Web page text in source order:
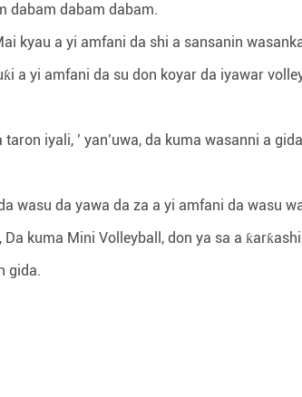
dabam dabam dabam.
kyau a yi amfani da shi a sansanin
a yi amfani da su don koyar da iyawar
iyali, ’ yan’uwa, da kuma wasanni a
wasu da yawa da za a yi amfani da wasu
kuma Mini Volleyball, don ya sa a
gida.